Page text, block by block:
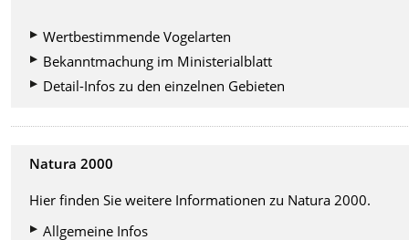
Wertbestimmende Vogelarten
Bekanntmachung im Ministerialblatt
Detail-Infos zu den einzelnen Gebieten
Natura 2000
Hier finden Sie weitere Informationen zu Natura 2000.
Allgemeine Infos